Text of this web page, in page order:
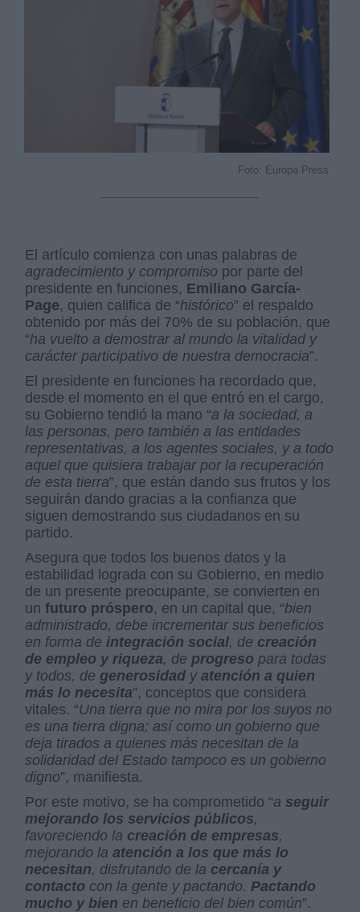
Foto: Europa Press
El artículo comienza con unas palabras de
agradecimiento y compromiso por parte del
presidente en funciones, Emiliano García-
Page, quien califica de “histórico” el respaldo
obtenido por más del 70% de su población, que
“ha vuelto a demostrar al mundo la vitalidad y
carácter participativo de nuestra democracia”.
El presidente en funciones ha recordado que,
desde el momento en el que entró en el cargo,
su Gobierno tendió la mano “a la sociedad, a
las personas, pero también a las entidades
representativas, a los agentes sociales, y a todo
aquel que quisiera trabajar por la recuperación
de esta tierra”, que están dando sus frutos y los
seguirán dando gracias a la confianza que
siguen demostrando sus ciudadanos en su
partido.
Asegura que todos los buenos datos y la
estabilidad lograda con su Gobierno, en medio
de un presente preocupante, se convierten en
unfuturo próspero, en un capital que, “bien
administrado, debe incrementar sus beneficios
en forma deintegración social, de creación
de empleo y riqueza, deprogreso para todas
y todos, de generosidad yatención a quien
más lo necesita”, conceptos que considera
vitales. “Una tierra que no mira por los suyos no
es una tierra digna; así como un gobierno que
deja tirados a quienes más necesitan de la
solidaridad del Estado tampoco es un gobierno
digno”, manifiesta.
Por este motivo, se ha comprometido “a seguir
mejorando los servicios públicos,
favoreciendo la creación de empresas,
mejorando laatención a los que más lo
necesitan, disfrutando de la cercanía y
contacto con la gente y pactando.Pactando
mucho y bien en beneficio del bien común”.